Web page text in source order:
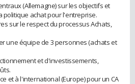
(Allemagne) sur les objectifs et
politique achat pour l'entreprise.
sur le respect du processus Achats,
une équipe de 3 personnes (achats et
et d'investissements,
et à l'international (Europe) pour un CA